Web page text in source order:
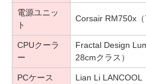
電源ユニッ
ト
Corsair RM750x（
CPUクーラ
ー
Fractal Design
28cmクラス）
PCケース Lian Li LANCOOL